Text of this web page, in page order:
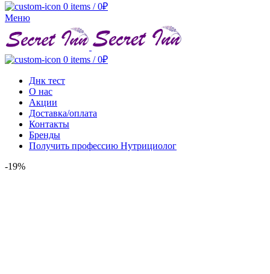
0 items / 0₽
Меню
0 items / 0₽
Днк тест
О нас
Акции
Доставка/оплата
Контакты
Бренды
Получить профессию Нутрициолог
-19%